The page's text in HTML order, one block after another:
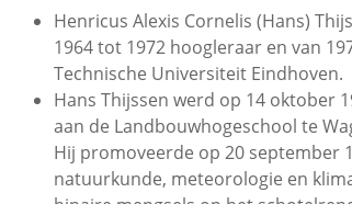
Henricus Alexis Cornelis (Hans)
1964 tot 1972 hoogleraar en van
Technische Universiteit Eindhoven.
Hans Thijssen werd op 14 oktober
aan de Landbouwhogeschool te
Hij promoveerde op 20 september
natuurkunde, meteorologie en